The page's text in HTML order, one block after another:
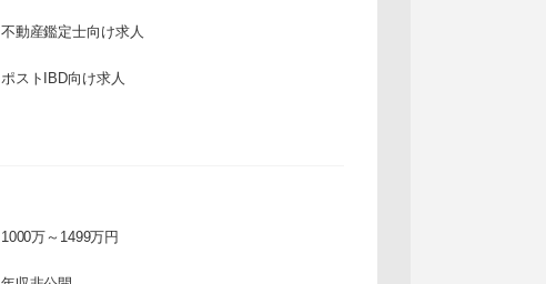
不動産鑑定士向け求人
ポストIBD向け求人
1000万～1499万円